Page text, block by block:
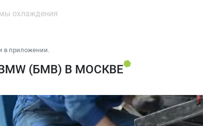
охлаждения
в приложении.
(БМВ) В МОСКВЕ